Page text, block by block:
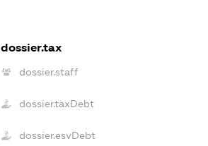
dossier.tax
dossier.staff
dossier.taxDebt
dossier.esvDebt